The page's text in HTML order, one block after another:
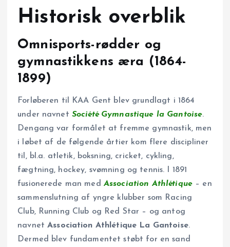
Historisk overblik
Omnisports-rødder og
gymnastikkens æra (1864-
1899)
Forløberen til KAA Gent blev grundlagt i 1864
under navnet Société Gymnastique la Gantoise.
Dengang var formålet at fremme gymnastik, men
i løbet af de følgende årtier kom flere discipliner
til, bl.a. atletik, boksning, cricket, cykling,
fægtning, hockey, svømning og tennis. I 1891
fusionerede man med Association Athlétique – en
sammenslutning af yngre klubber som Racing
Club, Running Club og Red Star – og antog
navnetAssociation Athlétique La Gantoise.
Dermed blev fundamentet støbt for en sand